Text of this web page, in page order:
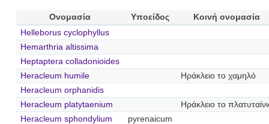
Ονομασία Υποείδος
Κοινή ονομασία
Helleborus cyclophyllus
Hemarthria altissima
Heptaptera colladonioides
Heracleum humile
Ηράκλειο το χαμηλό
Heracleum orphanidis
Heracleum platytaenium
Ηράκλειο το
Heracleum sphondylium
pyrenaicum